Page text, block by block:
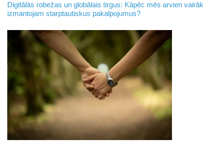
Digitālās robežas un globālais tirgus: Kāpēc mēs arvien vairāk
izmantojam starptautiskus pakalpojumus?